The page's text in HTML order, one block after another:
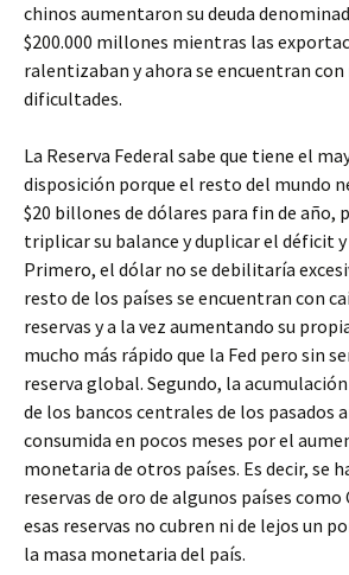
chinos aumentaron su deuda
$200.000 millones mientras las
ralentizaban y ahora se encuentran con
dificultades.
La Reserva Federal sabe que tiene el
disposición porque el resto del mundo
$20 billones de dólares para fin de año,
triplicar su balance y duplicar el déficit y
Primero, el dólar no se debilitaría
resto de los países se encuentran con
reservas y a la vez aumentando su
mucho más rápido que la Fed pero sin
reserva global. Segundo, la
de los bancos centrales de los pasados
consumida en pocos meses por el
monetaria de otros países. Es decir, se
reservas de oro de algunos países como
esas reservas no cubren ni de lejos un
la masa monetaria del país.